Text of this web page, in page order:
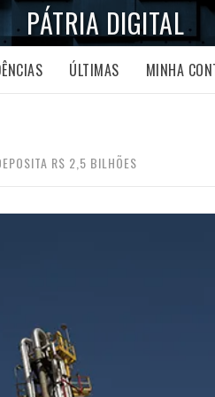
PÁTRIA DIGITAL
ÚLTIMAS MINHA
R$ 2,5 BILHÕES